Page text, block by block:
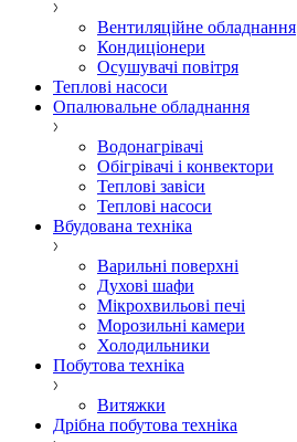
Вентиляційне обладнання
Кондиціонери
Осушувачі повітря
Теплові насоси
Опалювальне обладнання
Водонагрівачі
Обігрівачі і конвектори
Теплові завіси
Теплові насоси
Вбудована техніка
Варильні поверхні
Духові шафи
Мікрохвильові печі
Морозильні камери
Холодильники
Побутова техніка
Витяжки
Дрібна побутова техніка